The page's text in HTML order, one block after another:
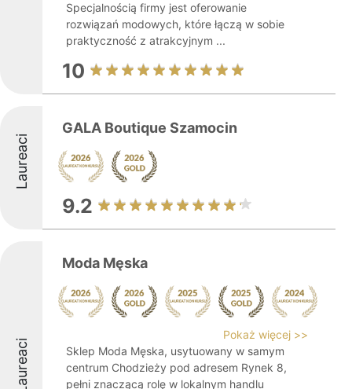
Specjalnością firmy jest oferowanie
rozwiązań modowych, które łączą w sobie
praktyczność z atrakcyjnym ...
10
Laureaci
GALA Boutique Szamocin
9.2
Laureaci
Moda Męska
Pokaż więcej >>
Sklep Moda Męska, usytuowany w samym
centrum Chodzieży pod adresem Rynek 8,
pełni znaczącą rolę w lokalnym handlu